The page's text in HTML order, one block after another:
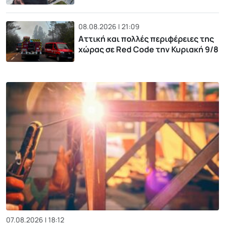
08.08.2026 | 21:09
Αττική και πολλές περιφέρειες της
χώρας σε Red Code την Κυριακή 9/8
07.08.2026 | 18:12